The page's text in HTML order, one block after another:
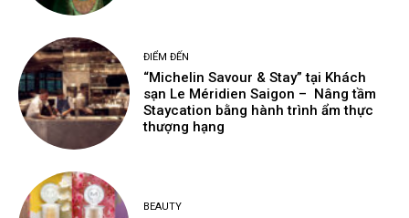
ĐIỂM ĐẾN
“Michelin Savour & Stay” tại Khách
sạn Le Méridien Saigon – Nâng tầm
Staycation bằng hành trình ẩm thực
thượng hạng
BEAUTY